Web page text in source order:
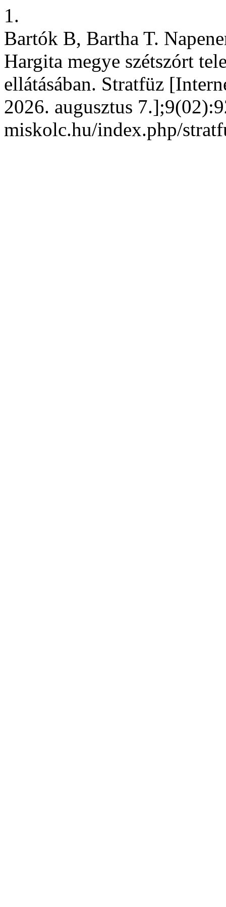
1.
Bartók B, Bartha T.
Hargita megye szétszórt
ellátásában. Stratfüz
2026. augusztus
miskolc.hu/index.php/